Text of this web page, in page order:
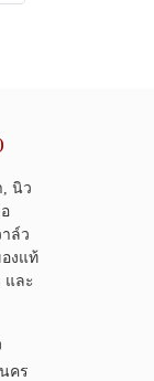
นิว
ล์ว
งแท้
และ
คร